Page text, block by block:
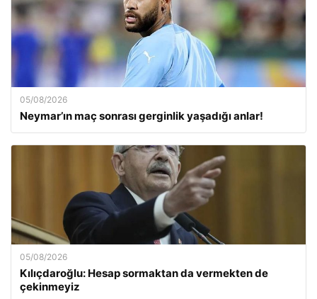
05/08/2026
Neymar’ın maç sonrası gerginlik yaşadığı anlar!
05/08/2026
Kılıçdaroğlu: Hesap sormaktan da vermekten de
çekinmeyiz